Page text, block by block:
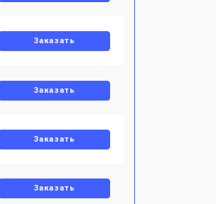
Заказать
Заказать
Заказать
Заказать